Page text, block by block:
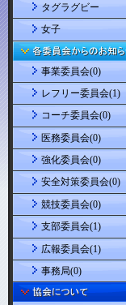
タグラグビー
女子
事業委員会(0)
レフリー委員会(1)
コーチ委員会(0)
医務委員会(0)
強化委員会(0)
安全対策委員会(0)
競技委員会(0)
支部委員会(1)
広報委員会(1)
事務局(0)